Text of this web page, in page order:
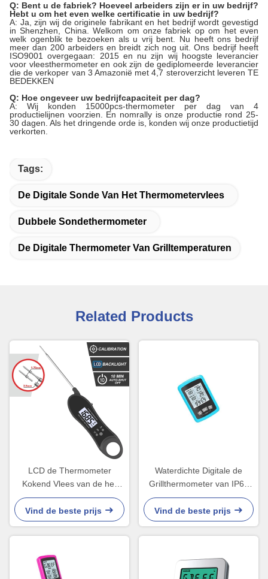
Q: Bent u de fabriek? Hoeveel arbeiders zijn er in uw bedrijf?
Hebt u om het even welke certificatie in uw bedrijf?
A: Ja, zijn wij de originele fabrikant en het bedrijf wordt gevestigd
in Shenzhen, China. Welkom om onze fabriek op om het even
welk ogenblik te bezoeken als u vrij bent. Nu heeft ons bedrijf
meer dan 200 arbeiders en breidt zich nog uit. Ons bedrijf heeft
ISO9001 overgegaan: 2015 en nu zijn wij hoogste leverancier
voor vleesthermometer en ook zijn de gediplomeerde leverancier
die de verkoper van 3 Amazonië met 4,7 steroverzicht leveren TE
BEDEKKEN
Q: Hoe ongeveer uw bedrijfcapaciteit per dag?
A: Wij konden 15000pcs-thermometer per dag van 4
productielijnen voorzien. En nomrally is onze productie rond 25-
30 dagen. Als het dringende orde is, konden wij onze productietijd
verkorten.
Tags:
De Digitale Sonde Van Het Thermometervlees
Dubbele Sondethermometer
De Digitale Thermometer Van Grilltemperaturen
Related Products
LCD de Thermometer
Kokend Vlees van de het
Scherm Digitaal BARBECUE
met Waterdichte IP65
Vind de beste prijs
Waterdichte Digitale de
Grillthermometer van IP66
met de Dubbele Sondes van
SS304
Vind de beste prijs